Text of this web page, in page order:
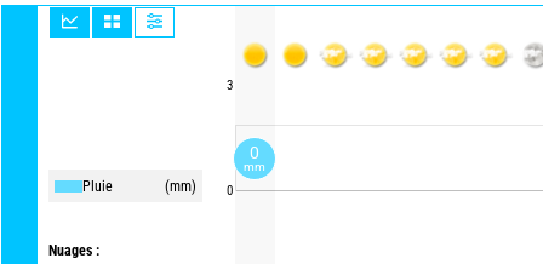
Pluie (mm)
Nuages :
3
0
0
mm